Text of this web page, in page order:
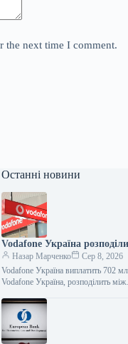
the next time I comment.
Останні новини
Vodafone Україна
Назар Марченко
Сер 8, 2026
Vodafone Україна виплатить 702
Vodafone Україна, розподілить